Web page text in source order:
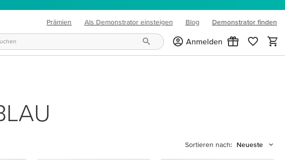
Prämien Als Demonstrator einsteigen Blog
(opens in new tab)
Demonstrator finden
Anmelden
Sortieren nach: Neueste